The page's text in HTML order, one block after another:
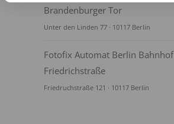
Brandenburger Tor
Unter den Linden 77 · 10117 Berlin
Fotofix Automat Berlin Bahnhof
Friedrichstraße
Friedruchstraße 121 · 10117 Berlin